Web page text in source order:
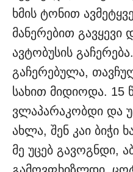
ხმის ტონით
მანერებით
ავტობუსის
გაჩერებულა,
სახით მიდიოდა. 15
ვლაპარაკობდი და
ახლა, შენ კაი ბიჭი
მე უცებ გავოგნდი,